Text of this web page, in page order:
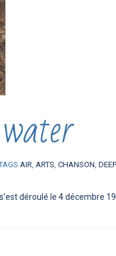
AIR, ARTS, CHANSON,
déroulé le 4 décembre